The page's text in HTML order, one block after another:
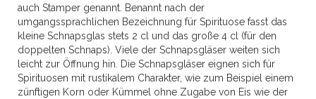
auch Stamper genannt. Benannt nach der
umgangssprachlichen Bezeichnung für Spirituose fasst das
kleine Schnapsglas stets 2 cl und das große 4 cl (für den
doppelten Schnaps). Viele der Schnapsgläser weiten sich
leicht zur Öffnung hin. Die Schnapsgläser eignen sich für
Spirituosen mit rustikalem Charakter, wie zum Beispiel einem
zünftigen Korn oder Kümmel ohne Zugabe von Eis wie der